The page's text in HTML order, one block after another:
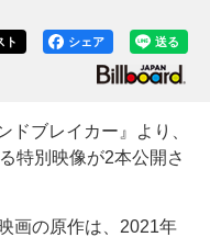
送る
シェア
ト
ブレイカー』より、
特別映像が2本公開さ
画の原作は、2021年